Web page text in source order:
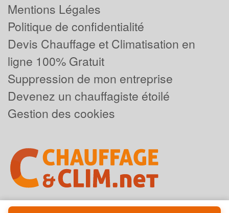
Mentions Légales
Politique de confidentialité
Devis Chauffage et Climatisation en
ligne 100% Gratuit
Suppression de mon entreprise
Devenez un chauffagiste étoilé
Gestion des cookies